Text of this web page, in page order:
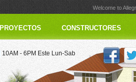
Welcome to
PROYECTOS CONSTRUCTORES
10AM - 6PM Este Lun-Sab